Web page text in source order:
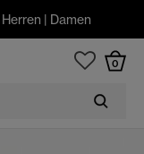
Herren | Damen
0